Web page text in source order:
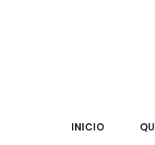
INICIO